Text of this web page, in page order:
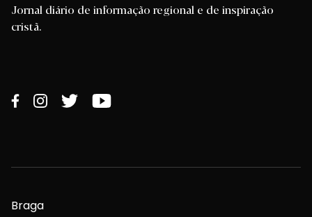
Jornal diário de informação regional e de inspiração
cristã.
Braga